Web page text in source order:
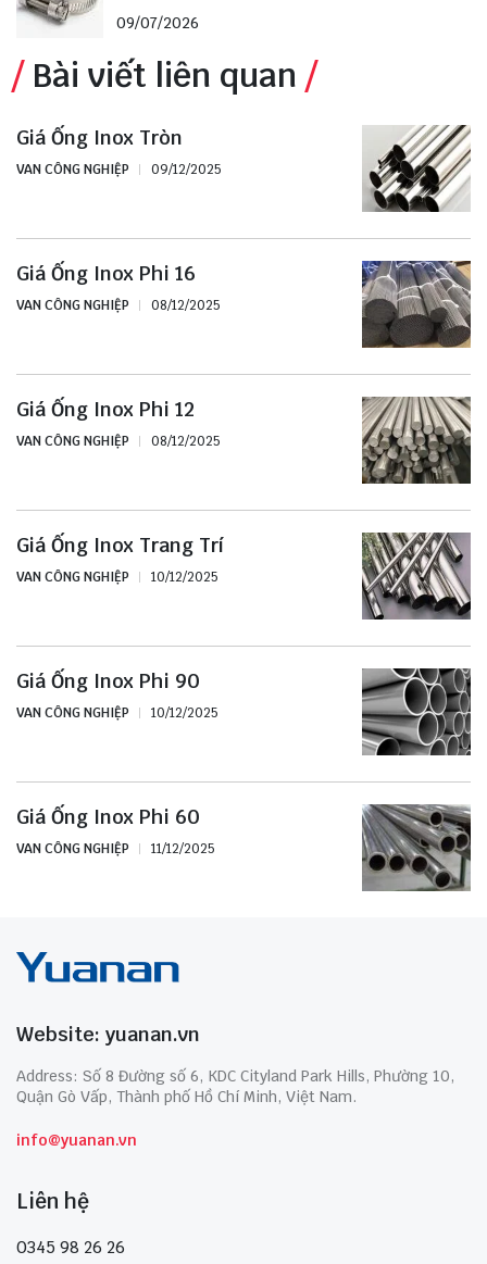
09/07/2026
Bài viết liên quan
Giá Ống Inox Tròn
VAN CÔNG NGHIỆP 09/12/2025
Giá Ống Inox Phi 16
VAN CÔNG NGHIỆP 08/12/2025
Giá Ống Inox Phi 12
VAN CÔNG NGHIỆP 08/12/2025
Giá Ống Inox Trang Trí
VAN CÔNG NGHIỆP 10/12/2025
Giá Ống Inox Phi 90
VAN CÔNG NGHIỆP 10/12/2025
Giá Ống Inox Phi 60
VAN CÔNG NGHIỆP 11/12/2025
Website: yuanan.vn
Address: Số 8 Đường số 6, KDC Cityland Park Hills, Phường 10,
Quận Gò Vấp, Thành phố Hồ Chí Minh, Việt Nam.
info@yuanan.vn
Liên hệ
0345 98 26 26